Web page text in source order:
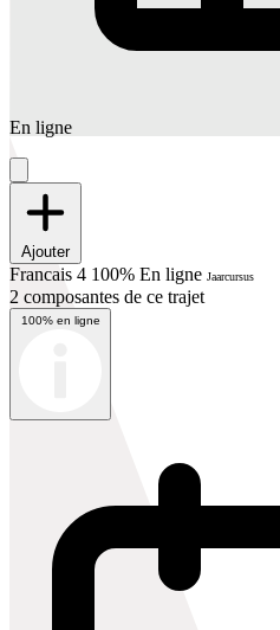
En ligne
Ajouter
Francais 4 100% En ligne Jaarcursus
2 composantes de ce trajet
100% en ligne